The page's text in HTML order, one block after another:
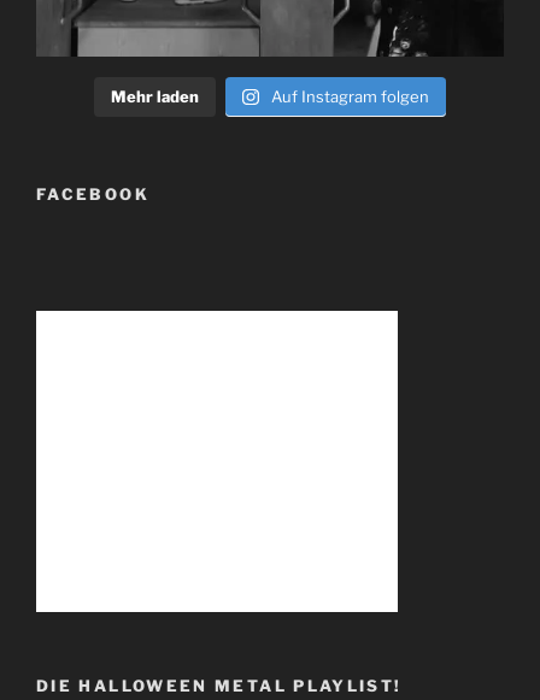
Mehr laden Auf Instagram folgen
FACEBOOK
DIE HALLOWEEN METAL PLAYLIST!